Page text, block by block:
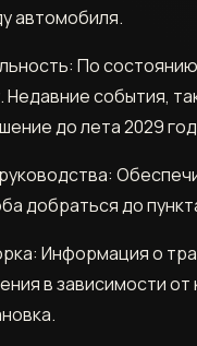
автомобиля.
По
Недавние события,
до лета 2029
добраться до
Информация о
в зависимости